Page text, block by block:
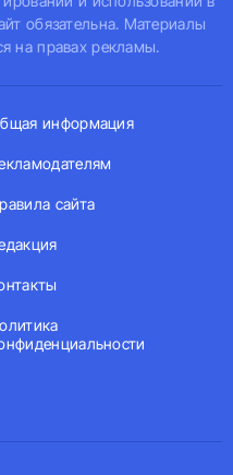
обязательна. Материалы
на правах рекламы.
информация
сайта